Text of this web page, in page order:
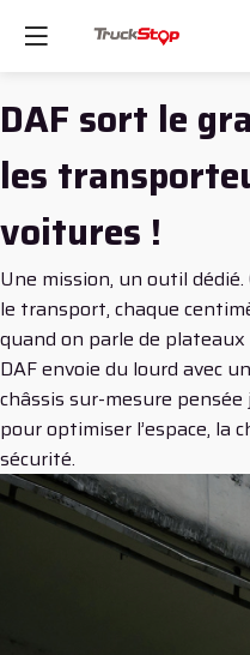
DAF sort le
les
voitures !
Une mission, un outil dédié.
le transport, chaque
quand on parle de
DAF envoie du lourd avec
châssis sur-mesure
pour optimiser l’espace, la
sécurité.